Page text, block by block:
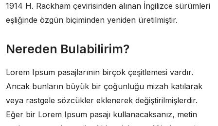
1914 H. Rackham çevirisinden alınan İngilizce sürümleri
eşliğinde özgün biçiminden yeniden üretilmiştir.
Nereden Bulabilirim?
Lorem Ipsum pasajlarının birçok çeşitlemesi vardır.
Ancak bunların büyük bir çoğunluğu mizah katılarak
veya rastgele sözcükler eklenerek değiştirilmişlerdir.
Eğer bir Lorem Ipsum pasajı kullanacaksanız, metin